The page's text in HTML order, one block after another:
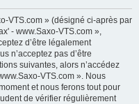
h
VTS.com » (désigné ci-après par
- www.Saxo-VTS.com »,
d’être légalement
n’acceptez pas d’être
suivantes, alors n’accédez
VTS.com ». Nous
et nous ferons tout pour
de vérifier régulièrement